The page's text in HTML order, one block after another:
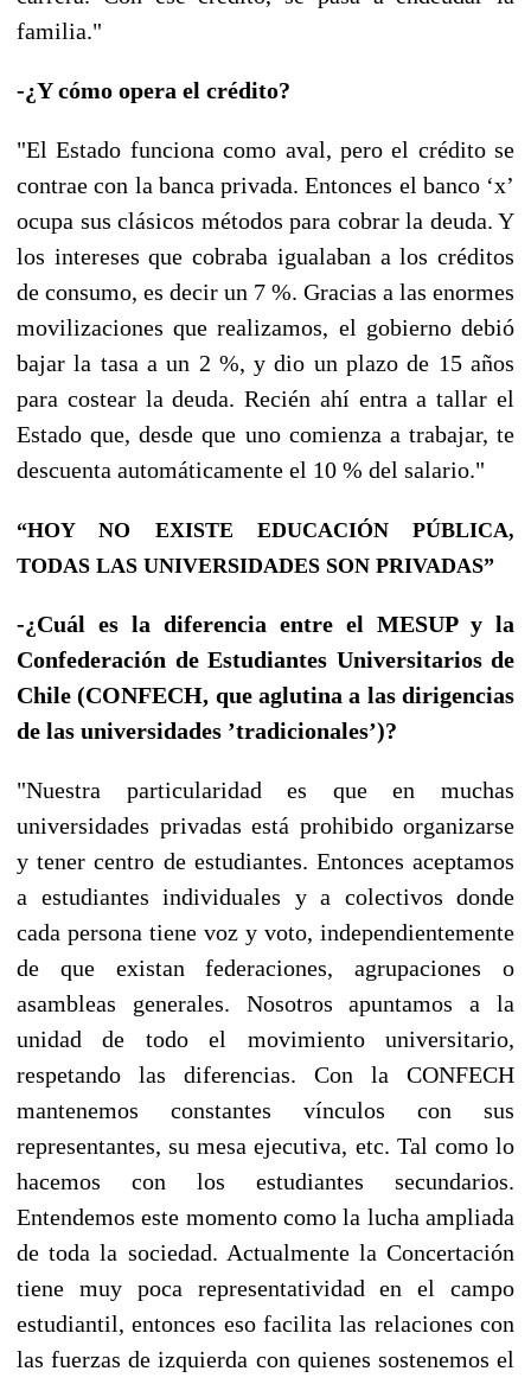
familia."
-¿Y cómo opera el crédito?
"El Estado funciona como aval, pero el crédito se
contrae con la banca privada. Entonces el banco ‘x’
ocupa sus clásicos métodos para cobrar la deuda. Y
los intereses que cobraba igualaban a los créditos
de consumo, es decir un 7 %. Gracias a las enormes
movilizaciones que realizamos, el gobierno debió
bajar la tasa a un 2 %, y dio un plazo de 15 años
para costear la deuda. Recién ahí entra a tallar el
Estado que, desde que uno comienza a trabajar, te
descuenta automáticamente el 10 % del salario."
“HOY NO EXISTE EDUCACIÓN PÚBLICA,
TODAS LAS UNIVERSIDADES SON PRIVADAS”
-¿Cuál es la diferencia entre el MESUP y la
Confederación de Estudiantes Universitarios de
Chile (CONFECH, que aglutina a las dirigencias
de las universidades ’tradicionales’)?
"Nuestra particularidad es que en muchas
universidades privadas está prohibido organizarse
y tener centro de estudiantes. Entonces aceptamos
a estudiantes individuales y a colectivos donde
cada persona tiene voz y voto, independientemente
de que existan federaciones, agrupaciones o
asambleas generales. Nosotros apuntamos a la
unidad de todo el movimiento universitario,
respetando las diferencias. Con la CONFECH
mantenemos constantes vínculos con sus
representantes, su mesa ejecutiva, etc. Tal como lo
hacemos con los estudiantes secundarios.
Entendemos este momento como la lucha ampliada
de toda la sociedad. Actualmente la Concertación
tiene muy poca representatividad en el campo
estudiantil, entonces eso facilita las relaciones con
las fuerzas de izquierda con quienes sostenemos el